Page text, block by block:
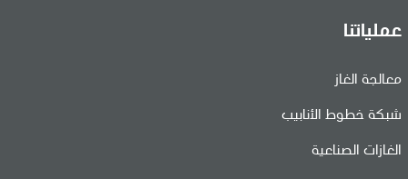
عملياتنا
معالجة الغاز
شبكة خطوط الأنابيب
الغازات الصناعية